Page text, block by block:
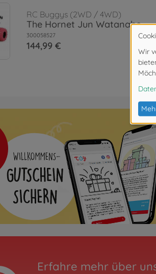
RC Buggys (2WD / 4WD)
The Hornet Jun Watanabe
300058527
144,99 €
Erfahre mehr über